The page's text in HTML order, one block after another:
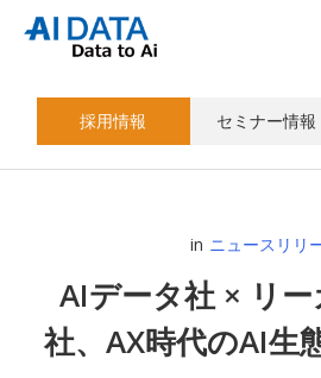
採用情報 セミナー情報
in ニュースリリ
AIデータ社 × リ
社、AX時代のAI生